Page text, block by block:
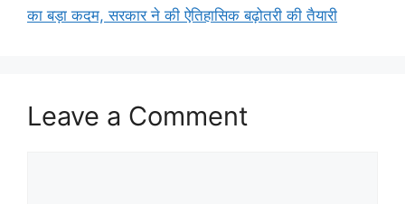
का बड़ा कदम, सरकार ने की ऐतिहासिक बढ़ोतरी की तैयारी
Leave a Comment